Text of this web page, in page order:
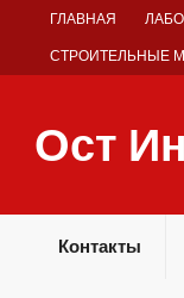
ГЛАВНАЯ
СТРОИТЕЛЬНЫЕ
Ост
Контакты